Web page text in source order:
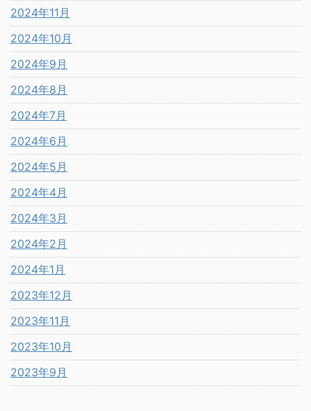
2024年11月
2024年10月
2024年9月
2024年8月
2024年7月
2024年6月
2024年5月
2024年4月
2024年3月
2024年2月
2024年1月
2023年12月
2023年11月
2023年10月
2023年9月